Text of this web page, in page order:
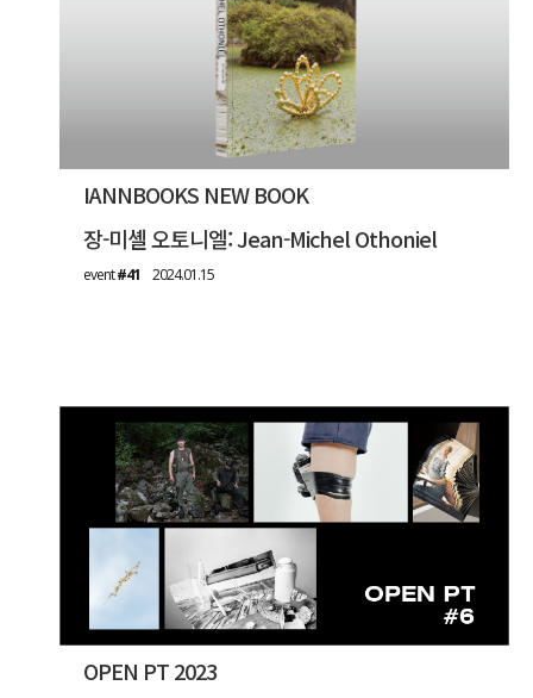
IANNBOOKS NEW BOOK
장-미셸 오토니엘: Jean-Michel Othoniel
event#41 2024.01.15
OPEN PT 2023